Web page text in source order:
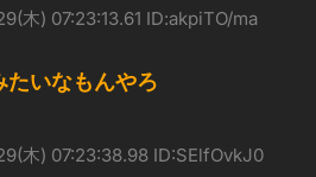
木) 07:23:13.61 ID:akpiTO/ma
たいなもんやろ
木) 07:23:38.98 ID:SElfOvkJ0